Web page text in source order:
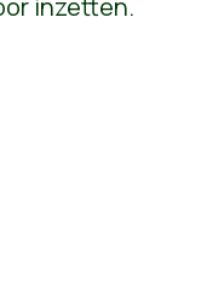
inzetten.